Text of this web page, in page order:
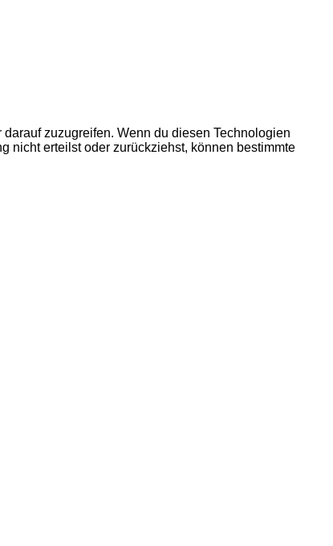
zuzugreifen. Wenn du diesen Technologien
nicht erteilst oder zurückziehst, können bestimmte